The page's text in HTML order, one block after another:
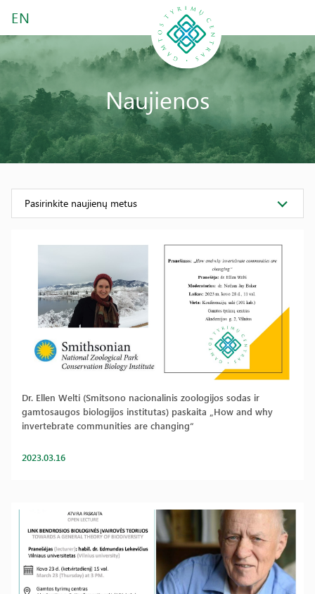
EN
Naujienos
Pasirinkite naujienų metus
Dr. Ellen Welti (Smitsono nacionalinis zoologijos sodas ir
gamtosaugos biologijos institutas) paskaita „How and why
invertebrate communities are changing“
2023.03.16